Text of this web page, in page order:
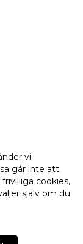
vi
går inte att
cookies,
själv om du